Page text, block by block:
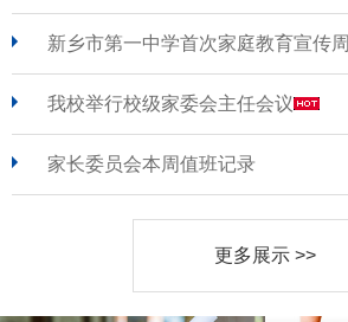
新乡市第一中学首次家庭教育宣传周
我校举行校级家委会主任会议
家长委员会本周值班记录
更多展示 >>